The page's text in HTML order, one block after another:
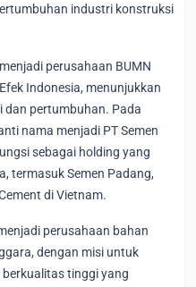
industri konstruksi
menjadi perusahaan BUMN
Indonesia, menunjukkan
pertumbuhan. Pada
nama menjadi PT Semen
sebagai holding yang
termasuk Semen Padang,
di Vietnam.
perusahaan bahan
dengan misi untuk
tinggi yang